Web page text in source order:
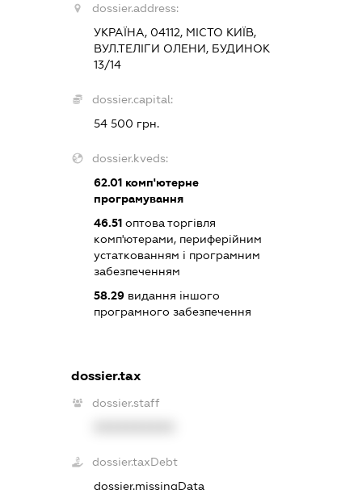
dossier.address:
УКРАЇНА, 04112, МІСТО КИЇВ,
ВУЛ.ТЕЛІГИ ОЛЕНИ, БУДИНОК
13/14
dossier.capital:
54 500 грн.
dossier.kveds:
62.01комп'ютерне
програмування
46.51оптова торгівля
комп'ютерами, периферійним
устаткованням і програмним
забезпеченням
58.29видання іншого
програмного забезпечення
dossier.tax
dossier.staff
dossier.taxDebt
dossier.missingData